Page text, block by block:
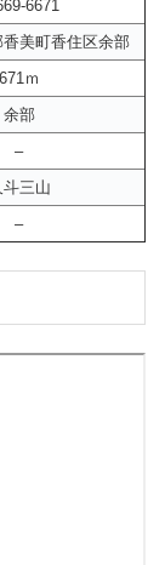
6671
美町香住区余部
671ｍ
余部
–
斗三山
–